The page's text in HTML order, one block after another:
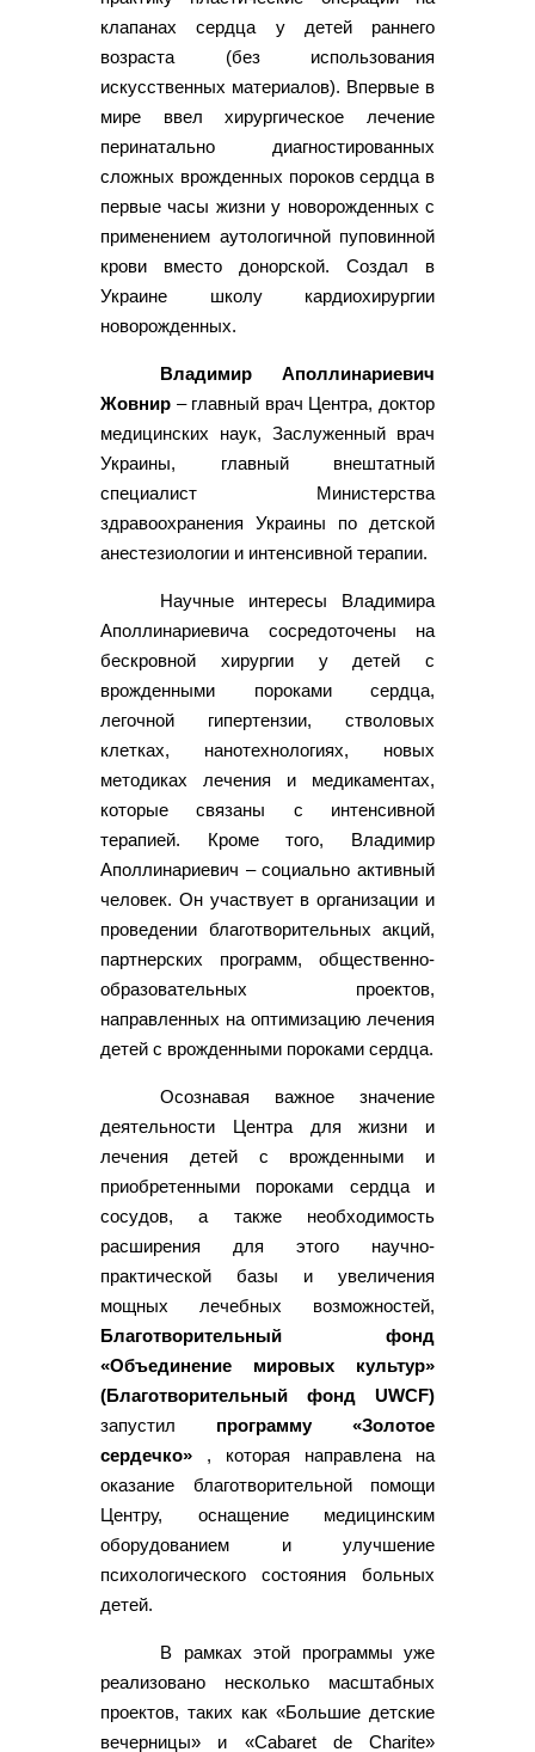
клапанах сердца у детей раннего
возраста (без использования
искусственных материалов). Впервые в
мире ввел хирургическое лечение
перинатально диагностированных
сложных врожденных пороков сердца в
первые часы жизни у новорожденных с
применением аутологичной пуповинной
крови вместо донорской. Создал в
Украине школу кардиохирургии
новорожденных.
Владимир Аполлинариевич
Жовнир – главный врач Центра, доктор
медицинских наук, Заслуженный врач
Украины, главный внештатный
специалист Министерства
здравоохранения Украины по детской
анестезиологии и интенсивной терапии.
Научные интересы Владимира
Аполлинариевича сосредоточены на
бескровной хирургии у детей с
врожденными пороками сердца,
легочной гипертензии, стволовых
клетках, нанотехнологиях, новых
методиках лечения и медикаментах,
которые связаны с интенсивной
терапией. Кроме того, Владимир
Аполлинариевич – социально активный
человек. Он участвует в организации и
проведении благотворительных акций,
партнерских программ, общественно-
образовательных проектов,
направленных на оптимизацию лечения
детей с врожденными пороками сердца.
Осознавая важное значение
деятельности Центра для жизни и
лечения детей с врожденными и
приобретенными пороками сердца и
сосудов, а также необходимость
расширения для этого научно-
практической базы и увеличения
мощных лечебных возможностей,
Благотворительный фонд
«Объединение мировых культур»
(Благотворительный фонд UWCF)
запустил программу «Золотое
сердечко» , которая направлена на
оказание благотворительной помощи
Центру, оснащение медицинским
оборудованием и улучшение
психологического состояния больных
детей.
В рамках этой программы уже
реализовано несколько масштабных
проектов, таких как «Большие детские
вечерницы» и «Cabaret de Charite»